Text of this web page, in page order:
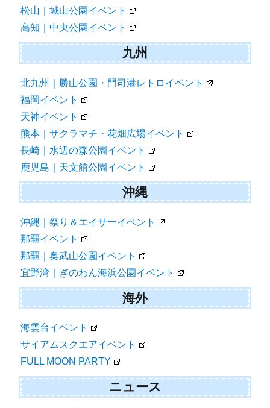
松山｜城山公園イベント
高知｜中央公園イベント
九州
北九州｜勝山公園・門司港レトロイベント
福岡イベント
天神イベント
熊本｜サクラマチ・花畑広場イベント
長崎｜水辺の森公園イベント
鹿児島｜天文館公園イベント
沖縄
沖縄｜祭り＆エイサーイベント
那覇イベント
那覇｜奥武山公園イベント
宜野湾｜ぎのわん海浜公園イベント
海外
海雲台イベント
サイアムスクエアイベント
FULL MOON PARTY
ニュース